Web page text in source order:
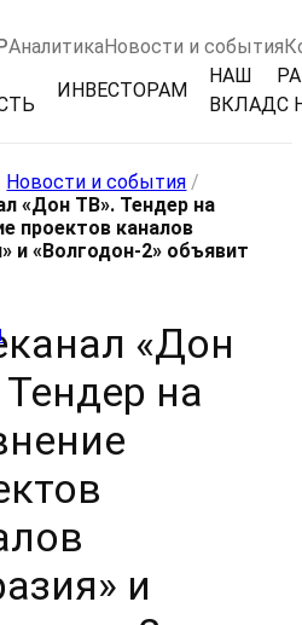
АналитикаНовости и события
ИНВЕСТОРАМ
НАШ
ВКЛАДС
Новости и события /
«Дон ТВ». Тендер на
проектов каналов
и «Волгодон-2» объявит
«Дон
на
и